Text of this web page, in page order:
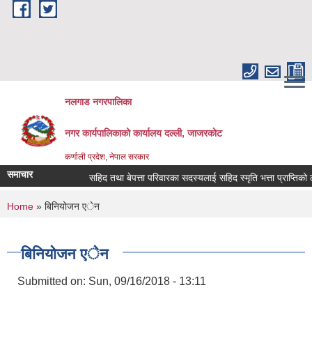
Skip to main content
नलगाड नगरपालिका
नगर कार्यपालिकाको कार्यालय दल्ली, जाजरकाेट
कर्णाली प्रदेश, नेपाल सरकार
समाचार सहिद तथा बेपत्ता परिवारका सदस्यलाई सहिद स्मृति भत्ता प्राप्तिको
You are here
Home » बिनियोजन एेन
बिनियोजन एेन
Submitted on: Sun, 09/16/2018 - 13:11